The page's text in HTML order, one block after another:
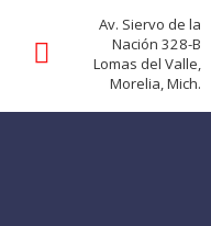
Av. Siervo de la
Nación 328-B
Lomas del Valle,
Morelia, Mich.